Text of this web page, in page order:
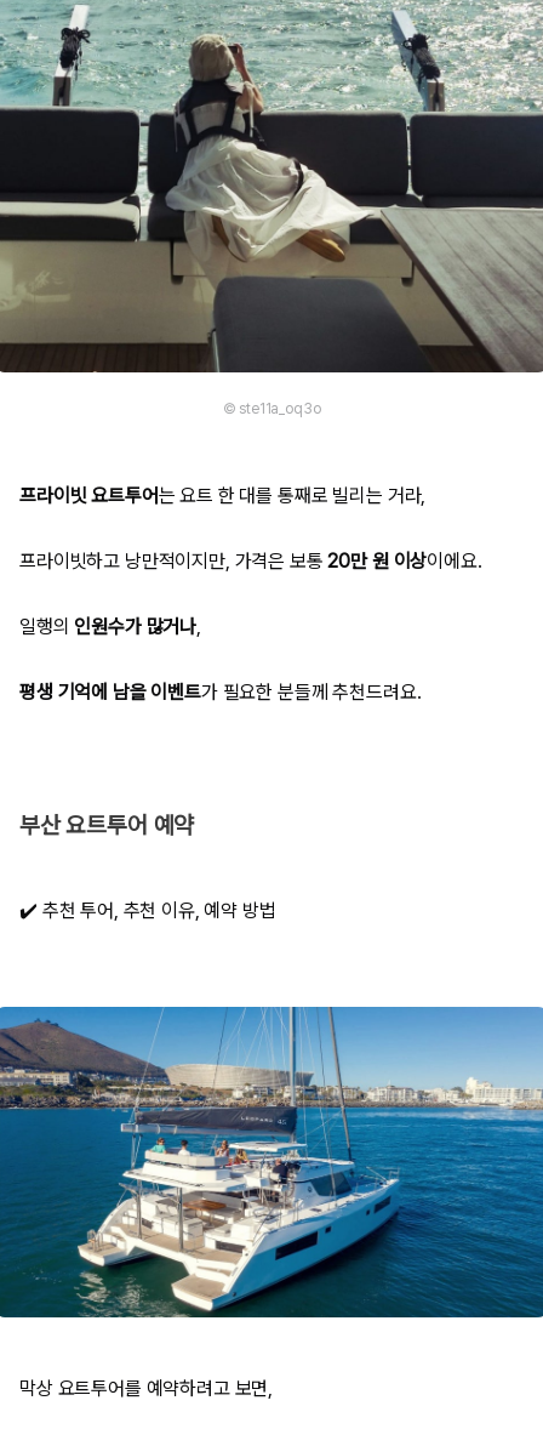
© ste11a_oq3o
프라이빗 요트투어는 요트 한 대를 통째로 빌리는 거라,
프라이빗하고 낭만적이지만, 가격은 보통20만 원 이상이에요.
일행의 인원수가 많거나,
평생 기억에 남을 이벤트가 필요한 분들께 추천드려요.
부산 요트투어 예약
✔️ 추천 투어, 추천 이유, 예약 방법​
막상 요트투어를 예약하려고 보면,